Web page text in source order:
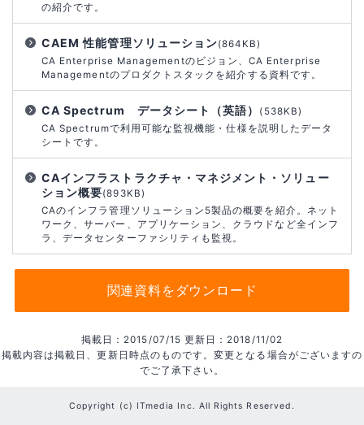
の紹介です。
CAEM 性能管理ソリューション(864KB)
CA Enterprise Managementのビジョン、CA Enterprise
Managementのプロダクトスタックを紹介する資料です。
CA Spectrum データシート（英語）
(538KB)
CA Spectrumで利用可能な監視機能・仕様を説明したデータ
シートです。
CAインフラストラクチャ・マネジメント・ソリュー
ション概要(893KB)
CAのインフラ管理ソリューション5製品の概要を紹介。ネット
ワーク、サーバー、アプリケーション、クラウドなど全インフ
ラ、データセンターファシリティも監視。
関連資料をダウンロード
掲載日：2015/07/15 更新日：2018/11/02
掲載内容は掲載日、更新日時点のものです。変更となる場合がございますの
でご了承下さい。
Copyright (c) ITmedia Inc. All Rights Reserved.